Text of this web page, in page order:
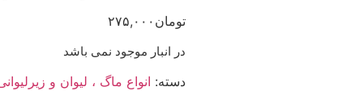
تومان ۲۷۵,۰۰۰
در انبار موجود نمی باشد
دسته: انواع ماگ ، لیوان و